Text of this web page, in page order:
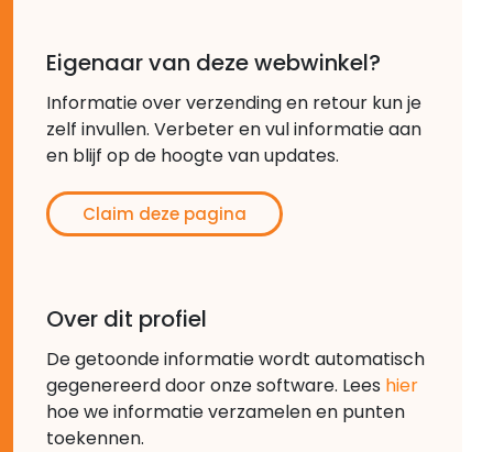
Eigenaar van deze webwinkel?
Informatie over verzending en retour kun je
zelf invullen. Verbeter en vul informatie aan
en blijf op de hoogte van updates.
Claim deze pagina
Over dit profiel
De getoonde informatie wordt automatisch
gegenereerd door onze software. Lees hier
hoe we informatie verzamelen en punten
toekennen.